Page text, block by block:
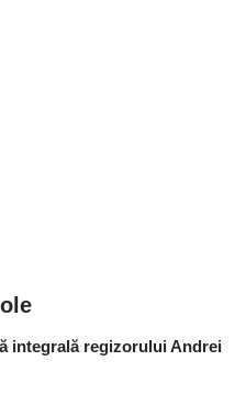
integrală regizorului Andrei